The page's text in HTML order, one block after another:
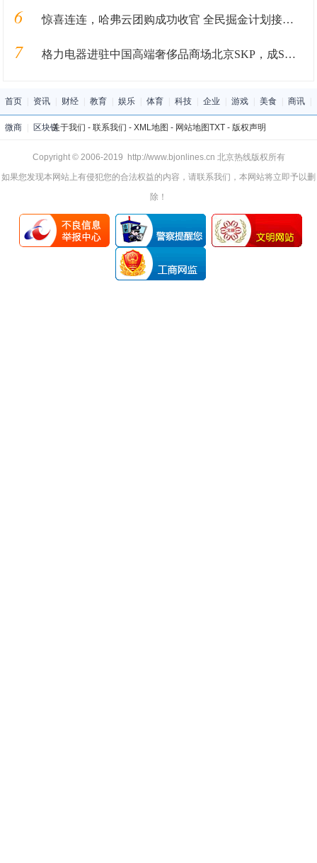
6 惊喜连连，哈弗云团购成功收官 全民掘金计划接踵而至
7 格力电器进驻中国高端奢侈品商场北京SKP，成SKP国产家电第一品牌
首页 资讯 财经 教育 娱乐 体育 科技 企业 游戏 美食 商讯
微商 区块链关于我们 - 联系我们 - XML地图 - 网站地图TXT- 版权声明
Copyright © 2006-2019 http://www.bjonlines.cn 北京热线版权所有
如果您发现本网站上有侵犯您的合法权益的内容，请联系我们，本网站将立即予以删
除！